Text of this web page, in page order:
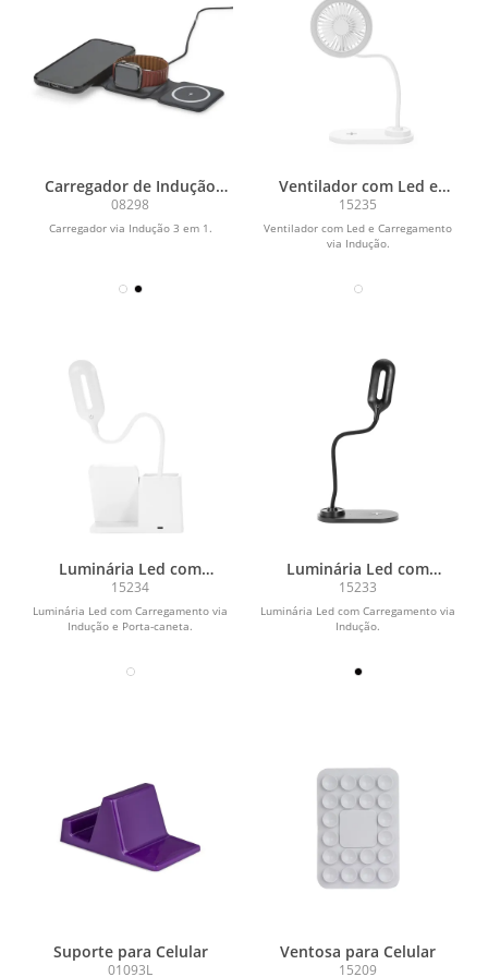
Carregador de Indução
Triplo
08298
Carregador via Indução 3 em 1.
Ventilador com Led e
Carregamento via Indução
15235
Ventilador com Led e Carregamento
via Indução.
Luminária Led com
Carregamento via Indução
e Porta-caneta
15234
Luminária Led com Carregamento via
Indução e Porta-caneta.
Luminária Led com
Carregamento via Indução
15233
Luminária Led com Carregamento via
Indução.
Suporte para Celular
01093L
Ventosa para Celular
15209